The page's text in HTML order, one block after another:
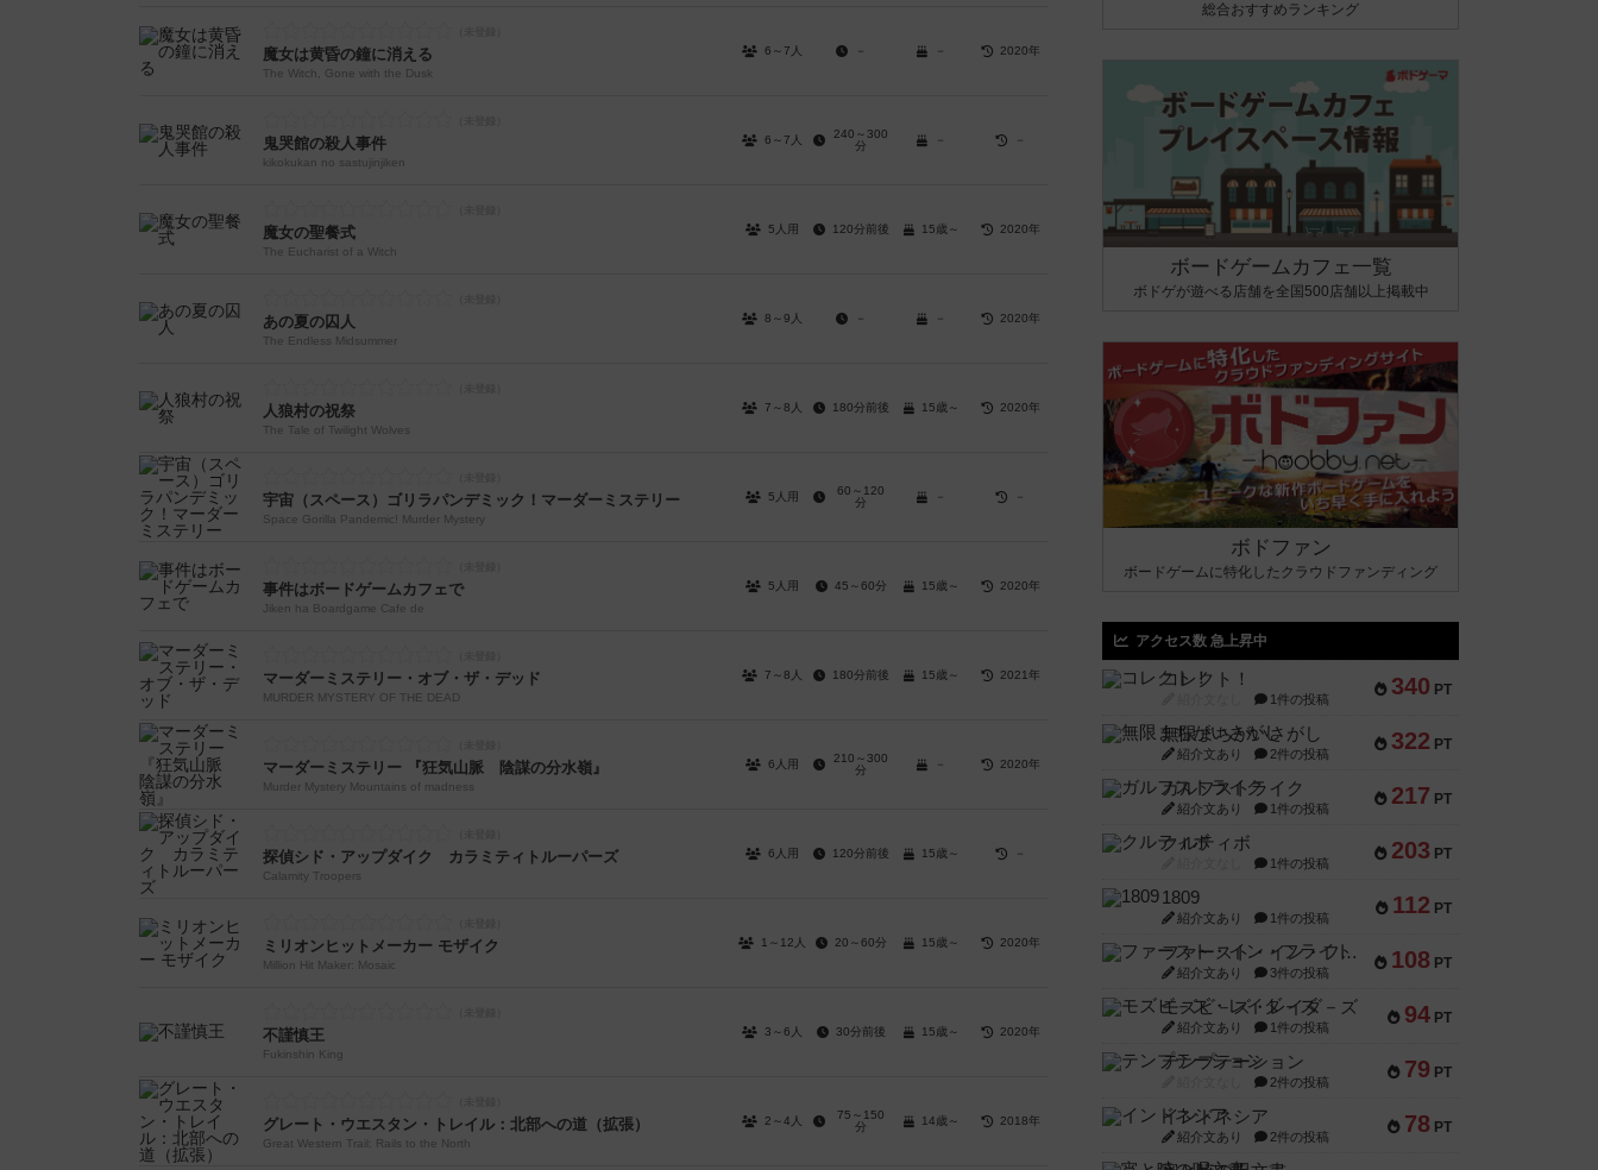
魔女は黄昏の鐘に消える
The Witch, Gone with the Dusk
6～7人 － － 2020年
鬼哭館の殺人事件
kikokukan no sastujinjiken
6～7人
240～300
分
－ －
魔女の聖餐式
The Eucharist of a Witch
5人用 120分前後 15歳～ 2020年
あの夏の囚人
The Endless Midsummer
8～9人 － － 2020年
人狼村の祝祭
The Tale of Twilight Wolves
7～8人 180分前後 15歳～ 2020年
宇宙（スペース）ゴリラパンデミック！マーダーミステリー
Space Gorilla Pandemic! Murder Mystery
5人用
60～120
分
－ －
事件はボードゲームカフェで
Jiken ha Boardgame Cafe de
5人用 45～60分 15歳～ 2020年
マーダーミステリー・オブ・ザ・デッド
MURDER MYSTERY OF THE DEAD
7～8人 180分前後 15歳～ 2021年
マーダーミステリー 『狂気山脈 陰謀の分水嶺』
Murder Mystery Mountains of madness
6人用
210～300
分
－ 2020年
探偵シド・アップダイク カラミティトルーパーズ
Calamity Troopers
6人用 120分前後 15歳～ －
ミリオンヒットメーカー モザイク
Million Hit Maker: Mosaic
1～12人 20～60分 15歳～ 2020年
不謹慎王
Fukinshin King
3～6人 30分前後 15歳～ 2020年
グレート・ウエスタン・トレイル：北部への道（拡張）
Great Western Trail: Rails to the North
2～4人
75～150
分
14歳～ 2018年
総合おすすめランキング
ボードゲームカフェ一覧
ボドゲが遊べる店舗を全国500店舗以上掲載中
ボドファン
ボードゲームに特化したクラウドファンディング
アクセス数 急上昇中
340 PT
コレクト！
1件の投稿
322 PT
無限まちがいさがし
紹介文あり 2件の投稿
217 PT
ガルフストライク
紹介文あり 1件の投稿
203 PT
クルティボ
1件の投稿
112 PT
1809
紹介文あり 1件の投稿
108 PT
ファースト・イン・フライト
紹介文あり 3件の投稿
94 PT
モズビ－ズ・レイダ－ズ
紹介文あり 1件の投稿
79 PT
テンプテーション
2件の投稿
78 PT
インドネシア
紹介文あり 2件の投稿